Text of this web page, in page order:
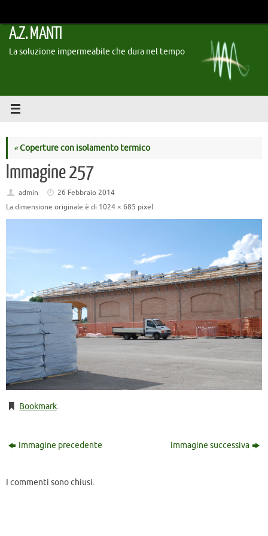
contenuto
A.Z. MANTI
La soluzione impermeabile che dura nel tempo
«Coperture con isolamento termico
Immagine 257
admin
26 Febbraio 2014
La dimensione originale è di 1024 × 685 pixel
Bookmark.
Immagine precedente Immagine successiva
I commenti sono chiusi.